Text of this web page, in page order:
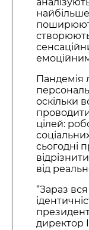
створюють
Пандемія
оскільки
цілей:
сьогодні
від
“Зараз
директор